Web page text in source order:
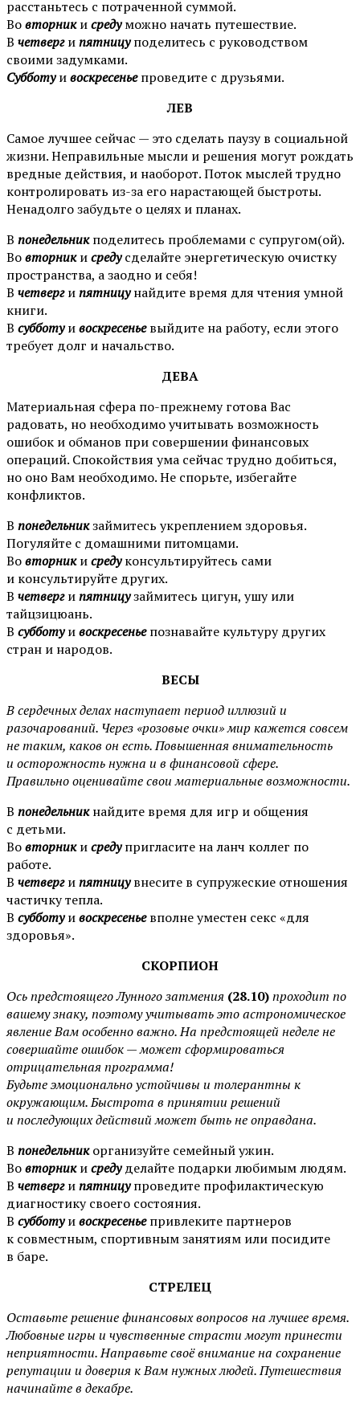
расстаньтесь с потраченной суммой.
Вовторникисредуможно начать путешествие.
В четвергипятницуподелитесь с руководством
своими задумками.
Субботуивоскресеньепроведите с друзьями.
ЛЕВ
Самое лучшее сейчас — это сделать паузу в социальной
жизни. Неправильные мысли и решения могут рождать
вредные действия, и наоборот. Поток мыслей трудно
контролировать из-за его нарастающей быстроты.
Ненадолго забудьте о целях и планах.
В понедельникподелитесь проблемами с супругом(ой).
Вовторникисредусделайте энергетическую очистку
пространства, а заодно и себя!
В четвергипятницунайдите время для чтения умной
книги.
В субботуивоскресеньевыйдите на работу, если этого
требует долг и начальство.
ДЕВА
Материальная сфера по-прежнему готова Вас
радовать, но необходимо учитывать возможность
ошибок и обманов при совершении финансовых
операций. Спокойствия ума сейчас трудно добиться,
но оно Вам необходимо. Не спорьте, избегайте
конфликтов.
В понедельникзаймитесь укреплением здоровья.
Погуляйте с домашними питомцами.
Вовторникисредуконсультируйтесь сами
и консультируйте других.
В четвергипятницузаймитесь цигун, ушу или
тайцзицюань.
В субботуивоскресеньепознавайте культуру других
стран и народов.
ВЕСЫ
В сердечных делах наступает период иллюзий и
разочарований. Через «розовые очки» мир кажется совсем
не таким, каков он есть. Повышенная внимательность
и осторожность нужна и в финансовой сфере.
Правильно оценивайте свои материальные возможности.
В понедельникнайдите время для игр и общения
с детьми.
Вовторникисредупригласите на ланч коллег по
работе.
В четвергипятницувнесите в супружеские отношения
частичку тепла.
В субботуивоскресеньевполне уместен секс «для
здоровья».
СКОРПИОН
Ось предстоящего Лунного затмения (28.10)проходит по
вашему знаку, поэтому учитывать это астрономическое
явление Вам особенно важно. На предстоящей неделе не
совершайте ошибок — может сформироваться
отрицательная программа!
Будьте эмоционально устойчивы и толерантны к
окружающим. Быстрота в принятии решений
и последующих действий может быть не оправдана.
В понедельникорганизуйте семейный ужин.
Вовторникисредуделайте подарки любимым людям.
В четвергипятницупроведите профилактическую
диагностику своего состояния.
В субботуивоскресеньепривлеките партнеров
к совместным, спортивным занятиям или посидите
в баре.
СТРЕЛЕЦ
Оставьте решение финансовых вопросов на лучшее время.
Любовные игры и чувственные страсти могут принести
неприятности. Направьте своё внимание на сохранение
репутации и доверия к Вам нужных людей. Путешествия
начинайте в декабре.